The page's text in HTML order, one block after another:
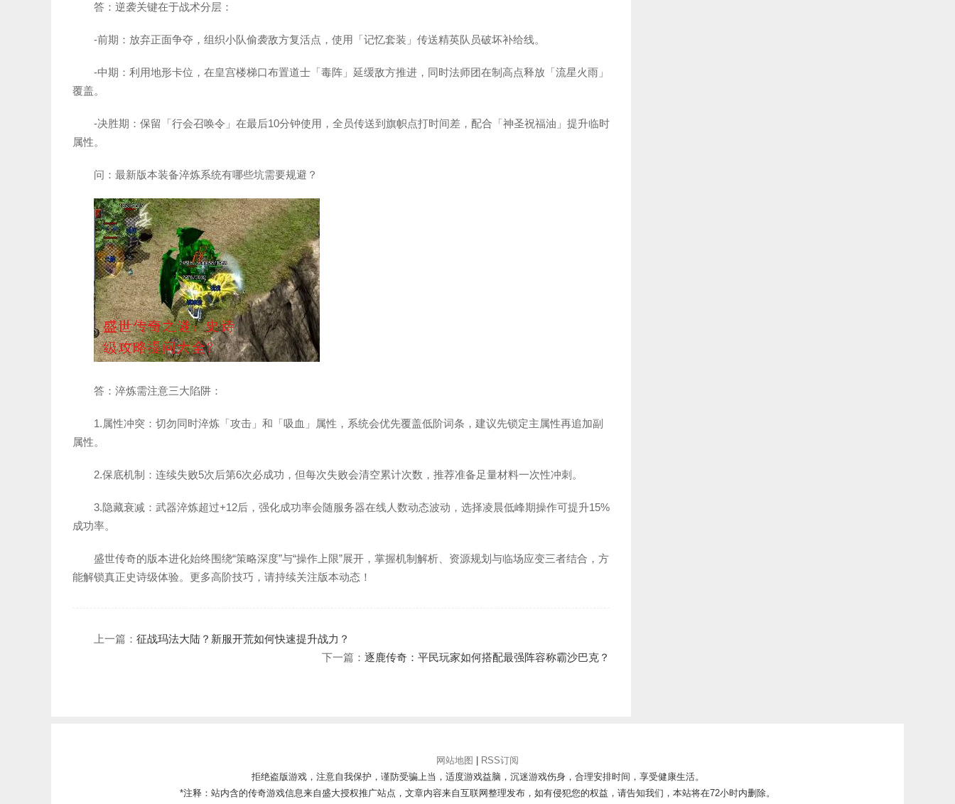
答：逆袭关键在于战术分层：
-前期：放弃正面争夺，组织小队偷袭敌方复活点，使用「记忆套装」传送精英队员破坏补给线。
-中期：利用地形卡位，在皇宫楼梯口布置道士「毒阵」延缓敌方推进，同时法师团在制高点释放「流星火雨」
覆盖。
-决胜期：保留「行会召唤令」在最后10分钟使用，全员传送到旗帜点打时间差，配合「神圣祝福油」提升临时
属性。
问：最新版本装备淬炼系统有哪些坑需要规避？
答：淬炼需注意三大陷阱：
1.属性冲突：切勿同时淬炼「攻击」和「吸血」属性，系统会优先覆盖低阶词条，建议先锁定主属性再追加副
属性。
2.保底机制：连续失败5次后第6次必成功，但每次失败会清空累计次数，推荐准备足量材料一次性冲刺。
3.隐藏衰减：武器淬炼超过+12后，强化成功率会随服务器在线人数动态波动，选择凌晨低峰期操作可提升15%
成功率。
盛世传奇的版本进化始终围绕“策略深度”与“操作上限”展开，掌握机制解析、资源规划与临场应变三者结合，方
能解锁真正史诗级体验。更多高阶技巧，请持续关注版本动态！
上一篇： 征战玛法大陆？新服开荒如何快速提升战力？
下一篇： 逐鹿传奇：平民玩家如何搭配最强阵容称霸沙巴克？
网站地图
RSS订阅
拒绝盗版游戏，注意自我保护，谨防受骗上当，适度游戏益脑，沉迷游戏伤身，合理安排时间，享受健康生活。
*注释：站内含的传奇游戏信息来自盛大授权推广站点，文章内容来自互联网整理发布，如有侵犯您的权益，请告知我们，本站将在72小时内删除。